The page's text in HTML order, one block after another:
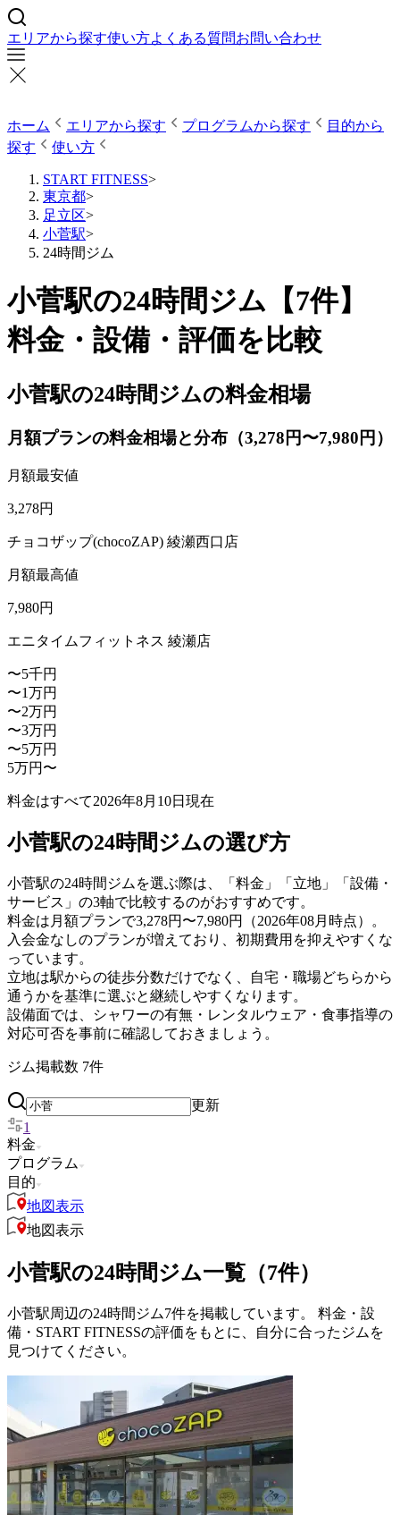
エリアから探す使い方よくある質問お問い合わせ
ホーム エリアから探す プログラムから探す
目的から
探す
使い方
START FITNESS>
東京都>
足立区>
小菅駅>
24時間ジム
小菅駅の24時間ジム【7件】
料金・設備・評価を比較
小菅駅の24時間ジムの料金相場
月額プランの料金相場と分布（3,278円〜7,980円）
月額最安値
3,278円
チョコザップ(chocoZAP) 綾瀬西口店
月額最高値
7,980円
エニタイムフィットネス 綾瀬店
〜5千円
〜1万円
〜2万円
〜3万円
〜5万円
5万円〜
料金はすべて2026年8月10日 現在
小菅駅の24時間ジムの選び方
小菅駅の24時間ジムを選ぶ際は、「料金」「立地」「設備・
サービス」の3軸で比較するのがおすすめです。
料金は月額プランで3,278円〜7,980円（2026年08月時点）。
入会金なしのプランが増えており、初期費用を抑えやすくな
っています。
立地は駅からの徒歩分数だけでなく、自宅・職場どちらから
通うかを基準に選ぶと継続しやすくなります。
設備面では、シャワーの有無・レンタルウェア・食事指導の
対応可否を事前に確認しておきましょう。
ジム掲載数 7件
更新
1
料金
プログラム
目的
地図表示
地図表示
小菅駅の24時間ジム一覧（7件）
小菅駅周辺の24時間ジム7件を掲載しています。 料金・設
備・START FITNESSの評価をもとに、自分に合ったジムを
見つけてください。